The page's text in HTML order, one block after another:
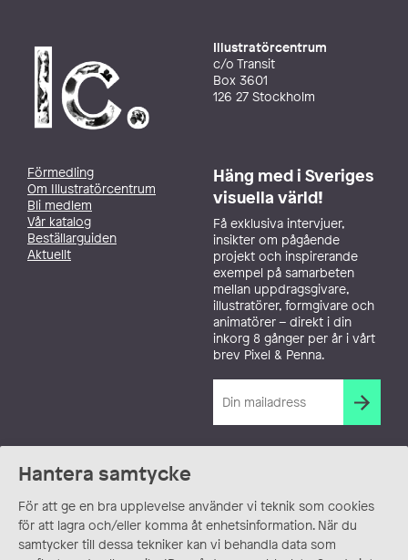
Hantera samtycke
För att ge en bra upplevelse använder vi teknik som cookies
för att lagra och/eller komma åt enhetsinformation. När du
samtycker till dessa tekniker kan vi behandla data som
Illustratörcentrum
c/o Transit
Box 3601
126 27 Stockholm
Förmedling
Om Illustratörcentrum
Bli medlem
Vår katalog
Beställarguiden
Aktuellt
Häng med i Sveriges
visuella värld!
Få exklusiva intervjuer,
insikter om pågående
projekt och inspirerande
exempel på samarbeten
mellan uppdragsgivare,
illustratörer, formgivare och
animatörer – direkt i din
inkorg 8 gånger per år i vårt
brev Pixel & Penna.